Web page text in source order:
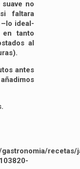
no
faltara
ideal-
tanto
al
antes
recetas/